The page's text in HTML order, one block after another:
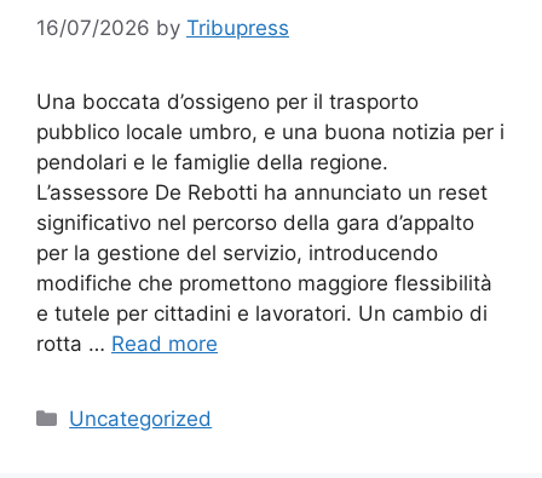
16/07/2026 by Tribupress
Una boccata d’ossigeno per il trasporto
pubblico locale umbro, e una buona notizia per i
pendolari e le famiglie della regione.
L’assessore De Rebotti ha annunciato un reset
significativo nel percorso della gara d’appalto
per la gestione del servizio, introducendo
modifiche che promettono maggiore flessibilità
e tutele per cittadini e lavoratori. Un cambio di
rotta … Read more
Categories
Uncategorized